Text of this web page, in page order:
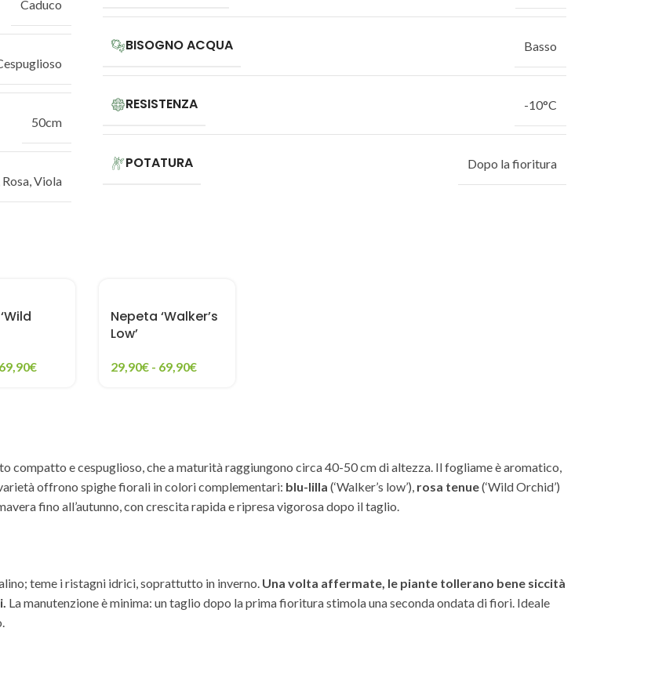
Caduco
50cm
Rosa Viola
BISOGNO ACQUA Basso
RESISTENZA -10°C
POTATURA Dopo la fioritura
69,90€
Nepeta ‘Walker’s
Low’
29,90€ - 69,90€
compatto e cespuglioso, che a maturità raggiungono circa 40-50 cm di altezza. Il fogliame è aromatico,
offrono spighe fiorali in colori complementari: blu-lilla (‘Walker’s low’), rosa tenue(‘Wild Orchid’)
fino all’autunno, con crescita rapida e ripresa vigorosa dopo il taglio.
teme i ristagni idrici, soprattutto in inverno. Una volta affermate, le piante tollerano bene siccità
La manutenzione è minima: un taglio dopo la prima fioritura stimola una seconda ondata di fiori. Ideale